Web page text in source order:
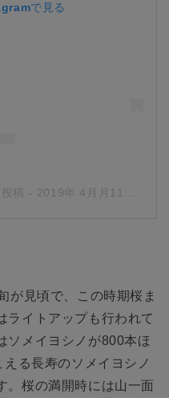
で見る
稿 - 2019年 4月月11日午後3時02分PDT
が見頃で、この時期桜ま
ライトアップも行われて
ソメイヨシノが800本ほ
る長寿のソメイヨシノ
。桜の満開時には山一面